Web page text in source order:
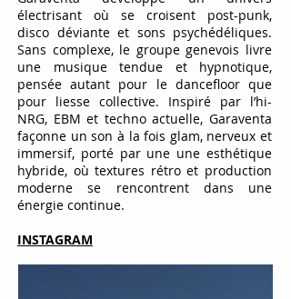
électrisant où se croisent post-punk,
disco déviante et sons psychédéliques.
Sans complexe, le groupe genevois livre
une musique tendue et hypnotique,
pensée autant pour le dancefloor que
pour liesse collective. Inspiré par l’hi-
NRG, EBM et techno actuelle, Garaventa
façonne un son à la fois glam, nerveux et
immersif, porté par une une esthétique
hybride, où textures rétro et production
moderne se rencontrent dans une
énergie continue.
INSTAGRAM